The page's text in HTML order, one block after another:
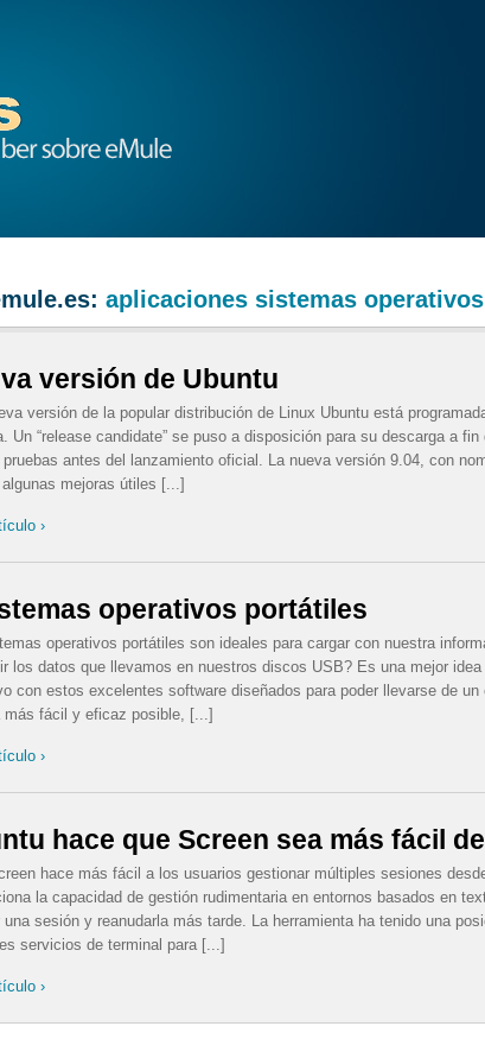
aplicaciones sistemas operativos
versión de Ubuntu
versión de la popular distribución de Linux Ubuntu está
Un “release candidate” se puso a disposición para su descarga a
antes del lanzamiento oficial. La nueva versión 9.04, con
mejoras útiles [...]
›
operativos portátiles
operativos portátiles son ideales para cargar con nuestra
los datos que llevamos en nuestros discos USB? Es una mejor
con estos excelentes software diseñados para poder llevarse de un
más fácil y eficaz posible, [...]
›
hace que Screen sea más fácil
hace más fácil a los usuarios gestionar múltiples sesiones
la capacidad de gestión rudimentaria en entornos basados en
una sesión y reanudarla más tarde. La herramienta ha tenido una
servicios de terminal para [...]
›